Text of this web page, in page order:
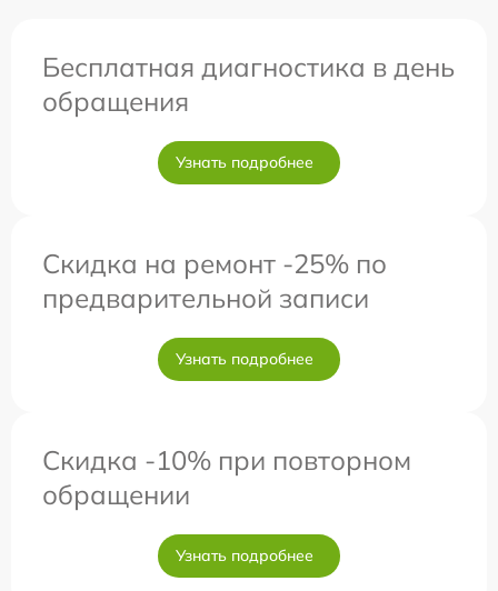
Бесплатная диагностика в день
обращения
Узнать подробнее
Скидка на ремонт -25% по
предварительной записи
Узнать подробнее
Скидка -10% при повторном
обращении
Узнать подробнее